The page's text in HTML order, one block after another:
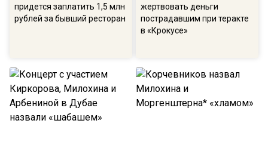
придется заплатить 1,5 млн
рублей за бывший ресторан
жертвовать деньги
пострадавшим при теракте
в «Крокусе»